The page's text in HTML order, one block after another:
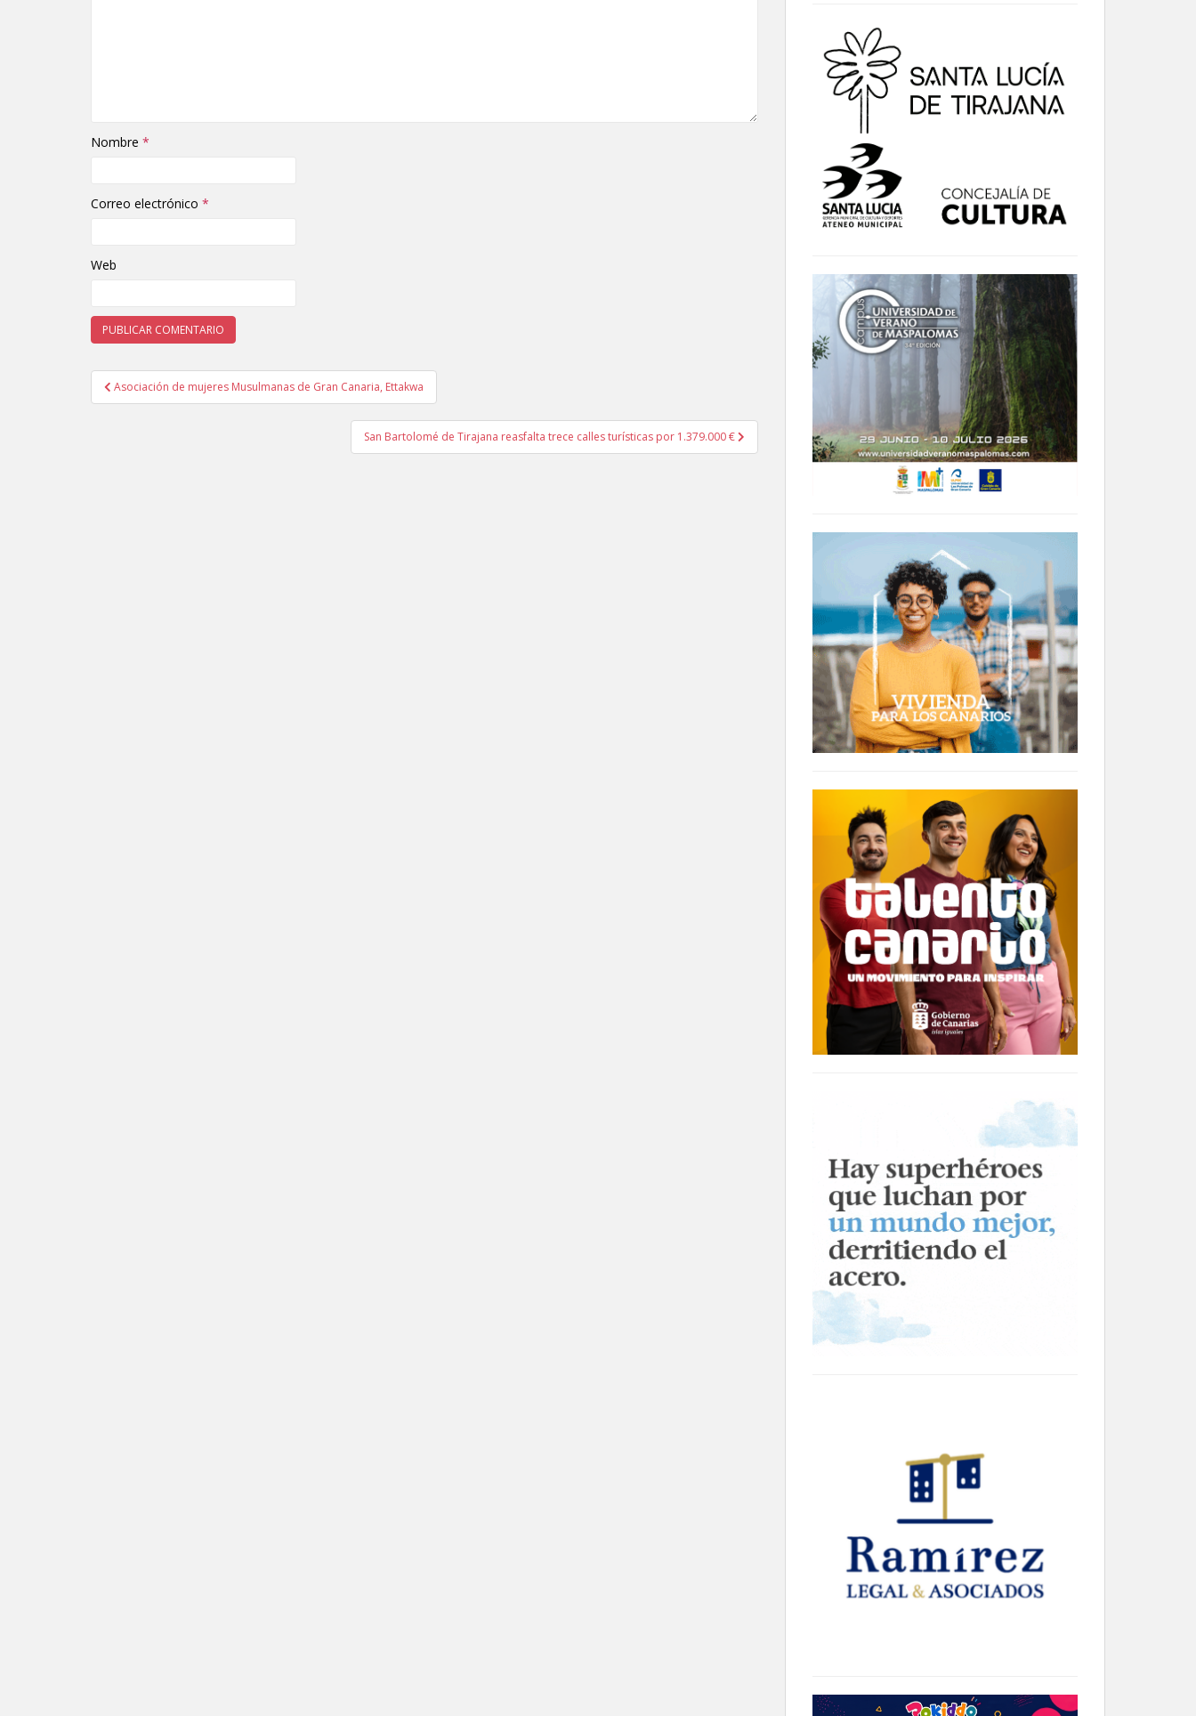
Nombre *
Correo electrónico *
Web
Navegación de entradas
Asociación de mujeres Musulmanas de Gran Canaria, Ettakwa
San Bartolomé de Tirajana reasfalta trece calles turísticas por 1.379.000 €